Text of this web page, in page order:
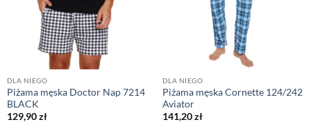
DLA NIEGO
Piżama męska Doctor Nap 7214
BLACK
129,90zł
DLA NIEGO
Piżama męska Cornette 124/242
Aviator
141,20zł